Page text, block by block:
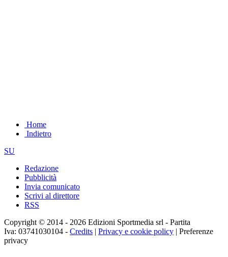
Home
Indietro
SU
Redazione
Pubblicità
Invia comunicato
Scrivi al direttore
RSS
Copyright © 2014 - 2026 Edizioni Sportmedia srl - Partita
Iva: 03741030104 - Credits | Privacy e cookie policy | Preferenze
privacy